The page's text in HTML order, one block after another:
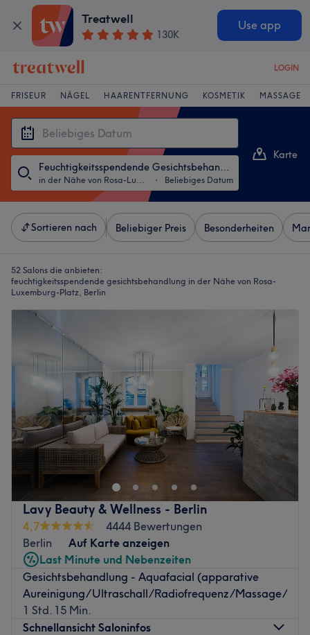
Treatwell
130K
Use app
LOGIN
FRISEUR NÄGEL HAARENTFERNUNG KOSMETIK MASSAGE
Feuchtigkeitsspendende Gesichtsbehandlung
in der Nähe von Rosa-Luxemburg-Platz, Berlin ・ Beliebiges Datum
Karte
Sortieren nach Beliebiger Preis Besonderheiten
52 Salons die anbieten:
feuchtigkeitsspendende gesichtsbehandlung in der Nähe von Rosa-
Luxemburg-Platz, Berlin
Lavy Beauty & Wellness - Berlin
4,7
4444 Bewertungen
Berlin
Auf Karte anzeigen
Last Minute und Nebenzeiten
Gesichtsbehandlung - Aquafacial (apparative
Aureinigung/Ultraschall/Radiofrequenz/Massage/
1 Std. 15 Min.
Schnellansicht Saloninfos